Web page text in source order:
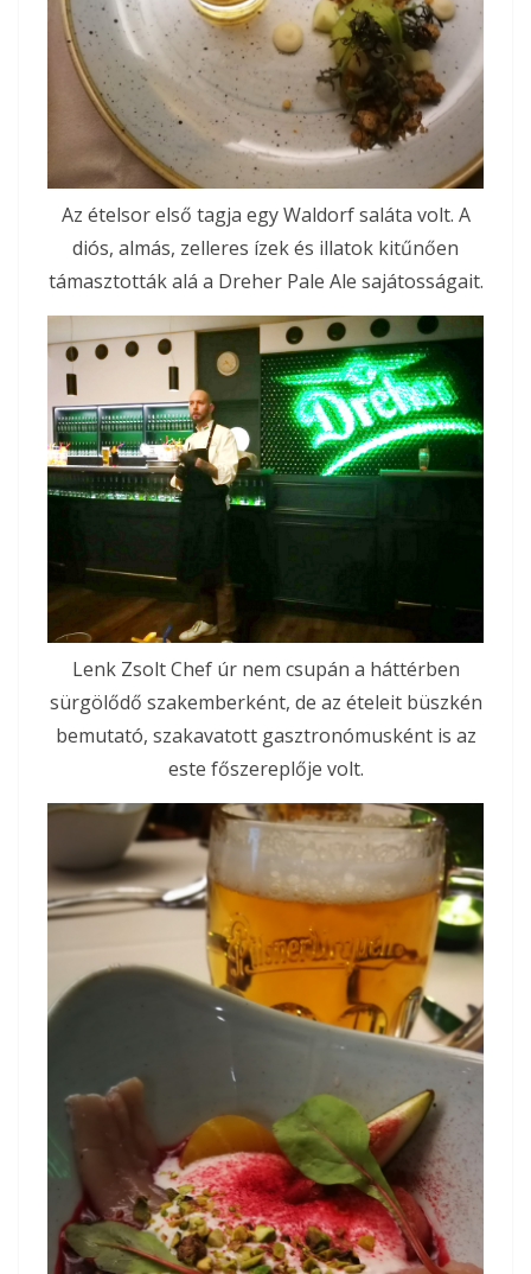
Az ételsor első tagja egy Waldorf saláta volt. A
diós, almás, zelleres ízek és illatok kitűnően
támasztották alá a Dreher Pale Ale sajátosságait.
Lenk Zsolt Chef úr nem csupán a háttérben
sürgölődő szakemberként, de az ételeit büszkén
bemutató, szakavatott gasztronómusként is az
este főszereplője volt.